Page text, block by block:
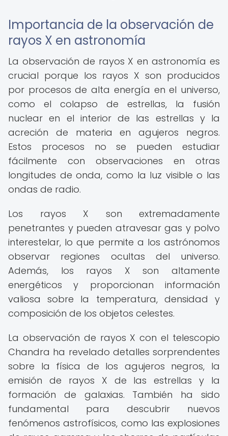
Importancia de la observación de
rayos X en astronomía
La observación de rayos X en astronomía es
crucial porque los rayos X son producidos
por procesos de alta energía en el universo,
como el colapso de estrellas, la fusión
nuclear en el interior de las estrellas y la
acreción de materia en agujeros negros.
Estos procesos no se pueden estudiar
fácilmente con observaciones en otras
longitudes de onda, como la luz visible o las
ondas de radio.
Los rayos X son extremadamente
penetrantes y pueden atravesar gas y polvo
interestelar, lo que permite a los astrónomos
observar regiones ocultas del universo.
Además, los rayos X son altamente
energéticos y proporcionan información
valiosa sobre la temperatura, densidad y
composición de los objetos celestes.
La observación de rayos X con el telescopio
Chandra ha revelado detalles sorprendentes
sobre la física de los agujeros negros, la
emisión de rayos X de las estrellas y la
formación de galaxias. También ha sido
fundamental para descubrir nuevos
fenómenos astrofísicos, como las explosiones